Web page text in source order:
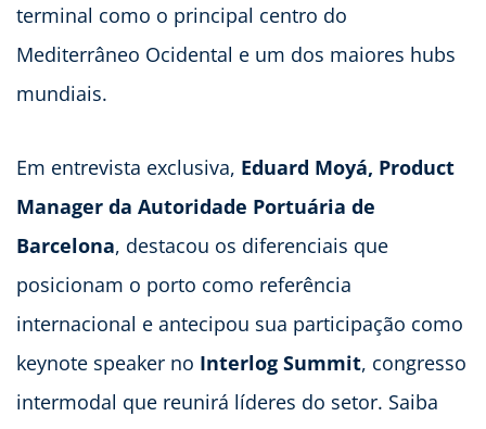
terminal como o principal centro do
Mediterrâneo Ocidental e um dos maiores hubs
mundiais.
Em entrevista exclusiva, Eduard Moyá, Product
Manager da Autoridade Portuária de
Barcelona, destacou os diferenciais que
posicionam o porto como referência
internacional e antecipou sua participação como
keynote speaker no Interlog Summit, congresso
intermodal que reunirá líderes do setor. Saiba